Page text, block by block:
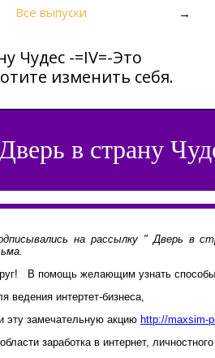
Все выпуски →
Чудес -=IV=-Это
изменить себя.
Дверь в страну
на рассылку " Дверь в
В помощь желающим узнать способы
ведения интертет-бизнеса,
эту замечательную акцию http://maxsim-
заработка в интернет,